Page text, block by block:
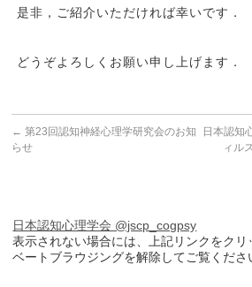
是非，ご紹介いただければ幸いです．
どうぞよろしくお願い申し上げます．
← 第23回認知神経心理学研究会のお知
らせ
日本認知
ィル
日本認知心理学会 @jscp_cogpsy
表示されない場合には、上記リンクをクリ
ベートブラウジングを解除してご覧くださ